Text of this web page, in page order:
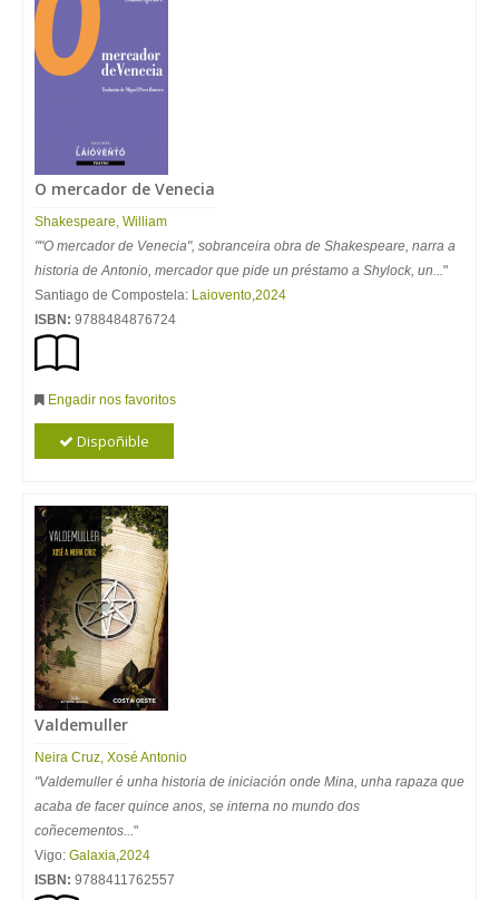
O mercador de Venecia
Shakespeare, William
""O mercador de Venecia", sobranceira obra de Shakespeare, narra a
historia de Antonio, mercador que pide un préstamo a Shylock, un..."
Santiago de Compostela: Laiovento,2024
ISBN: 9788484876724
Engadir nos favoritos
Dispoñible
Valdemuller
Neira Cruz, Xosé Antonio
"Valdemuller é unha historia de iniciación onde Mina, unha rapaza que
acaba de facer quince anos, se interna no mundo dos
coñecementos..."
Vigo: Galaxia,2024
ISBN: 9788411762557